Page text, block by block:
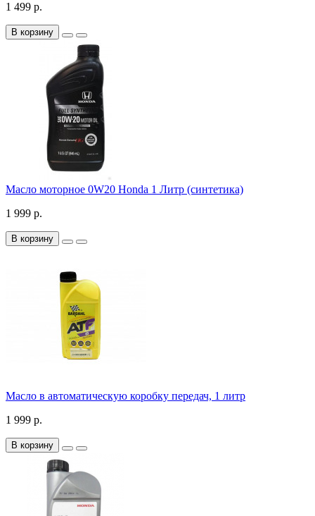
1 499 р.
В корзину
Масло моторное 0W20 Honda 1 Литр (синтетика)
1 999 р.
В корзину
Масло в автоматическую коробку передач, 1 литр
1 999 р.
В корзину